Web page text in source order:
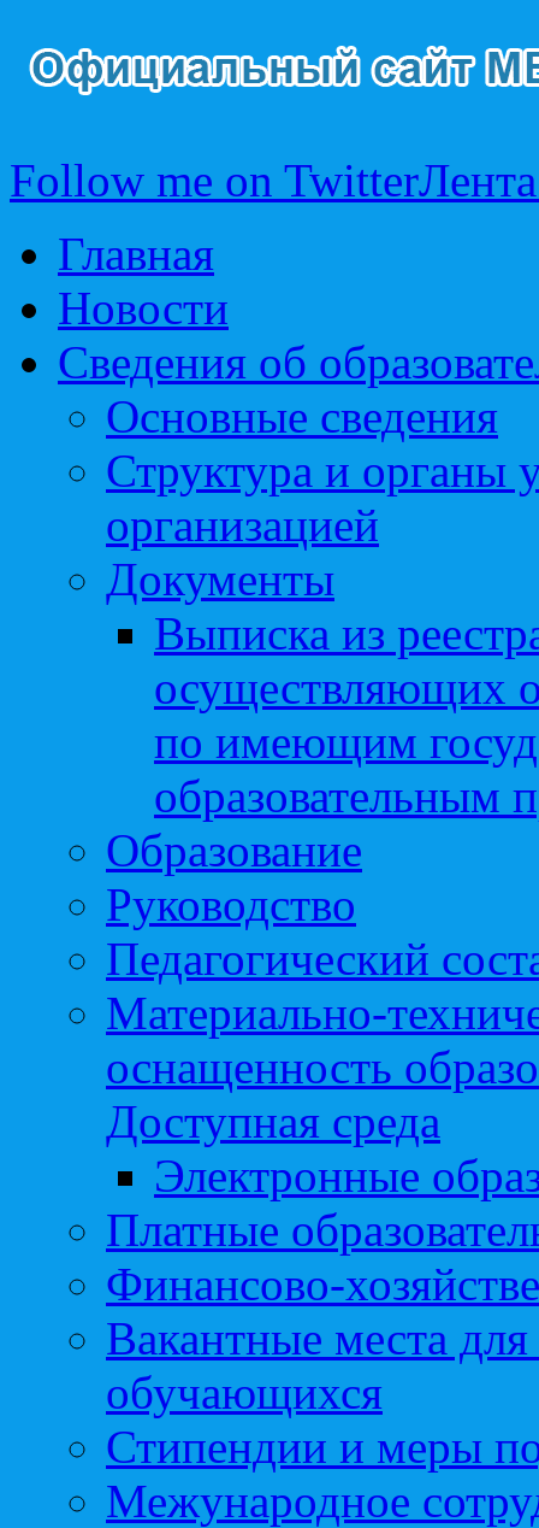
Follow me on Twitter
Главная
Новости
Сведения об
Основные сведения
Структура и органы
организацией
Документы
Выписка из
осуществляющих
по имеющим
образовательным
Образование
Руководство
Педагогический
Материально-
оснащенность
Доступная среда
Электронные
Платные
Финансово-
Вакантные места
обучающихся
Стипендии и меры
Межународное